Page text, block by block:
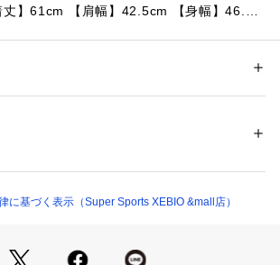
】61cm 【肩幅】42.5cm 【身幅】46.5c
丈】70.5cm 【肩幅】49cm 【身幅】54c
重力」を皮肉ったデザイン。
:BLACK
に基づく表示（Super Sports XEBIO &mall店）